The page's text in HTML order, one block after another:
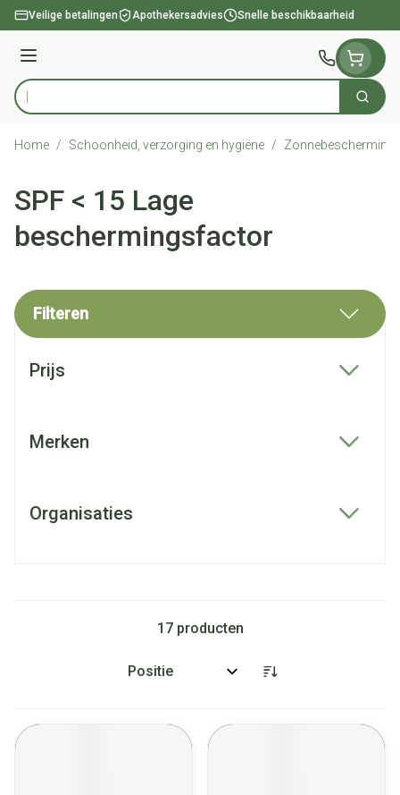
Ga naar de inhoud
Veilige betalingen Apothekersadvies Snelle beschikbaarheid
Menu
Product, merk, categorie... Zoek
Home / Schoonheid, verzorging en hygiëne / Zonnebescherming
SPF < 15 Lage
beschermingsfactor
Filteren
Prijs
Merken
Organisaties
17producten
Sorteer op: